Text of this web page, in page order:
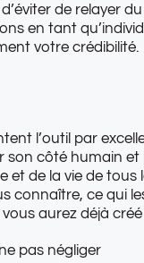
de relayer
en tant
votre crédibilité.
l’outil par
côté humain et
et de la vie de
connaître, ce qui
aurez déjà
pas négliger